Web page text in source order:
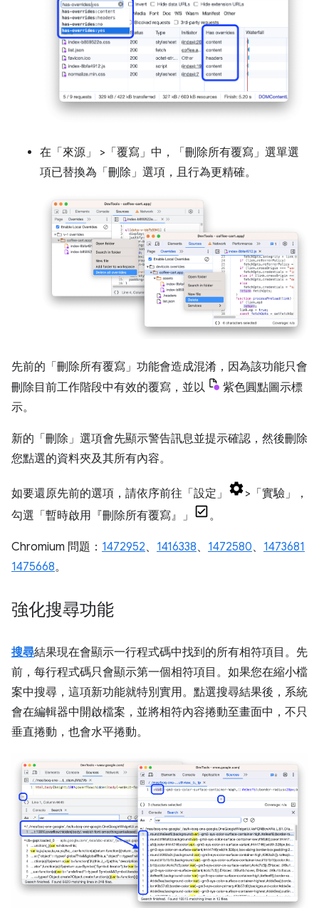
在「來源」 >「覆寫」 中，「刪除所有覆寫」 選單選
項已替換為「刪除」 選項，且行為更精確。
先前的「刪除所有覆寫」 功能會造成混淆，因為該功能只會
刪除目前工作階段中有效的覆寫，並以
紫色圓點圖示標
示。
新的「刪除」 選項會先顯示警告訊息並提示確認，然後刪除
您點選的資料夾及其所有內容。
如要還原先前的選項，請依序前往「設定」 >「實驗」
，
勾選「暫時啟用『刪除所有覆寫』」
。
Chromium 問題： 1472952、 1416338、 1472580、 1473681
1475668。
強化搜尋功能
搜尋結果現在會顯示一行程式碼中找到的所有相符項目。先
前，每行程式碼只會顯示第一個相符項目。如果您在縮小檔
案中搜尋，這項新功能就特別實用。點選搜尋結果後，系統
會在編輯器中開啟檔案，並將相符內容捲動至畫面中，不只
垂直捲動，也會水平捲動。